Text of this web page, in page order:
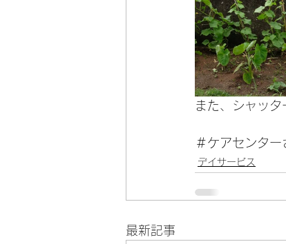
また、シャッタ
＃ケアセンタ
デイサービス
最新記事